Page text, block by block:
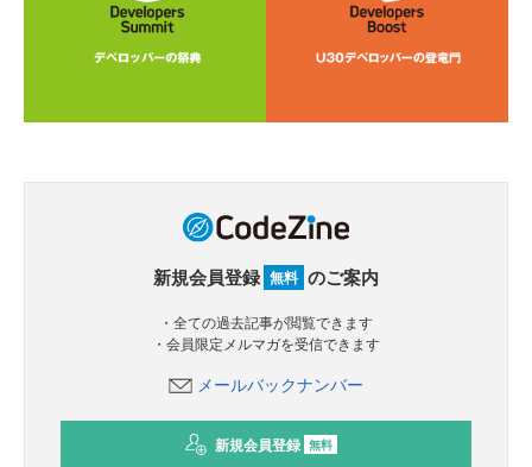
新規会員登録 無料 のご案内
・全ての過去記事が閲覧できます
・会員限定メルマガを受信できます
メールバックナンバー
新規会員登録 無料